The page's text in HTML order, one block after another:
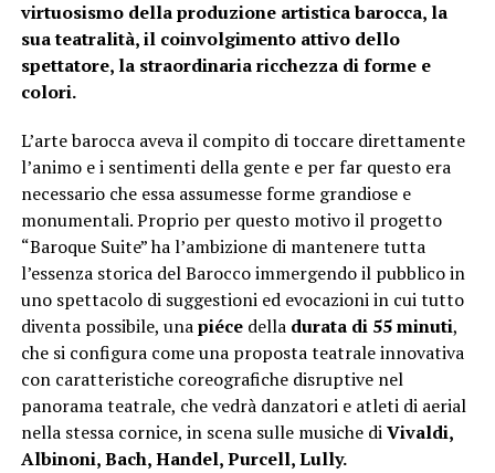
virtuosismo della produzione artistica barocca, la
sua teatralità, il coinvolgimento attivo dello
spettatore, la straordinaria ricchezza di forme e
colori.
L’arte barocca aveva il compito di toccare direttamente
l’animo e i sentimenti della gente e per far questo era
necessario che essa assumesse forme grandiose e
monumentali. Proprio per questo motivo il progetto
“Baroque Suite” ha l’ambizione di mantenere tutta
l’essenza storica del Barocco immergendo il pubblico in
uno spettacolo di suggestioni ed evocazioni in cui tutto
diventa possibile, unapiécedella durata di 55 minuti,
che si configura come una proposta teatrale innovativa
con caratteristiche coreografiche disruptive nel
panorama teatrale, che vedrà danzatori e atleti di aerial
nella stessa cornice, in scena sulle musiche diVivaldi,
Albinoni, Bach, Handel, Purcell, Lully.